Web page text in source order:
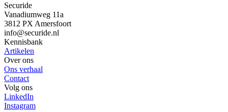
Securide
Vanadiumweg 11a
3812 PX Amersfoort
info@securide.nl
Kennisbank
Artikelen
Over ons
Ons verhaal
Contact
Volg ons
LinkedIn
Instagram